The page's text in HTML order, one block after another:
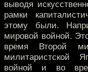
выводя
рамки
этому были.
мировой войной.
время Второй
милитаристской
войной и во